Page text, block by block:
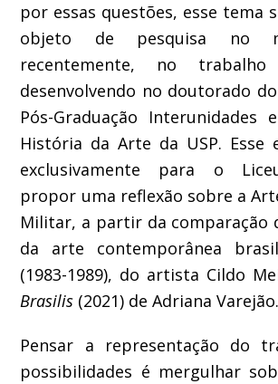
por essas questões, esse tema
objeto de pesquisa no
recentemente, no
desenvolvendo no doutorado
Pós-Graduação Interunidades
História da Arte da USP. Esse
exclusivamente para o
propor uma reflexão sobre a
Militar, a partir da comparação
da arte contemporânea
(1983-1989), do artista Cildo
Brasilis (2021) de Adriana Varejão.
Pensar a representação do
possibilidades é mergulhar